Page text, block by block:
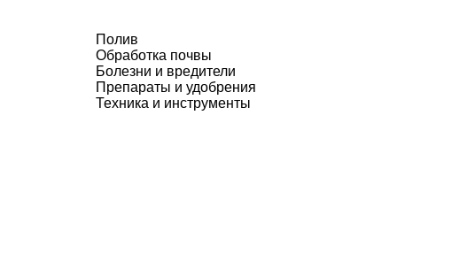
Полив
Обработка почвы
Болезни и вредители
Препараты и удобрения
Техника и инструменты